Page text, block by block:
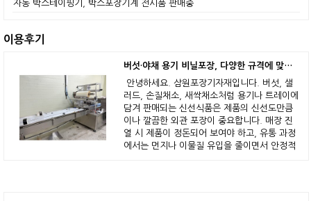
자동 박스테이핑기, 박스포장기계 전시품 판매중
이용후기
버섯·야채 용기 비닐포장, 다양한 규격에 맞춘 주문제작 삼면포장기
안녕하세요. 삼원포장기자재입니다. 버섯, 샐
러드, 손질채소, 새싹채소처럼 용기나 트레이에
담겨 판매되는 신선식품은 제품의 신선도만큼
이나 깔끔한 외관 포장이 중요합니다. 매장 진
열 시 제품이 정돈되어 보여야 하고, 유통 과정
에서는 먼지나 이물질 유입을 줄이면서 안정적